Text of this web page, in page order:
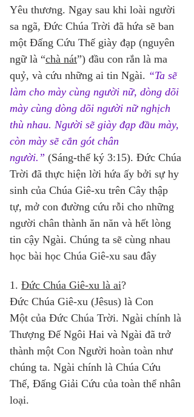
Yêu thương. Ngay sau khi loài người
sa ngã, Đức Chúa Trời đã hứa sẽ ban
một Đấng Cứu Thế giày đạp (nguyên
ngữ là “chà nát”) đầu con rắn là ma
quỷ, và cứu những ai tin Ngài. “Ta sẽ
làm cho mày cùng người nữ, dòng dõi
mày cùng dòng dõi người nữ nghịch
thù nhau. Người sẽ giày đạp đầu mày,
còn mày sẽ cắn gót chân
người.” (Sáng-thế ký 3:15). Đức Chúa
Trời đã thực hiện lời hứa ấy bởi sự hy
sinh của Chúa Giê-xu trên Cây thập
tự, mở con đường cứu rỗi cho những
người chân thành ăn năn và hết lòng
tin cậy Ngài. Chúng ta sẽ cùng nhau
học bài học Chúa Giê-xu sau đây
1. Đức Chúa Giê-xu là ai?
Đức Chúa Giê-xu (Jêsus) là Con
Một của Đức Chúa Trời. Ngài chính là
Thượng Đế Ngôi Hai và Ngài đã trở
thành một Con Người hoàn toàn như
chúng ta. Ngài chính là Chúa Cứu
Thế, Đấng Giải Cứu của toàn thể nhân
loại.